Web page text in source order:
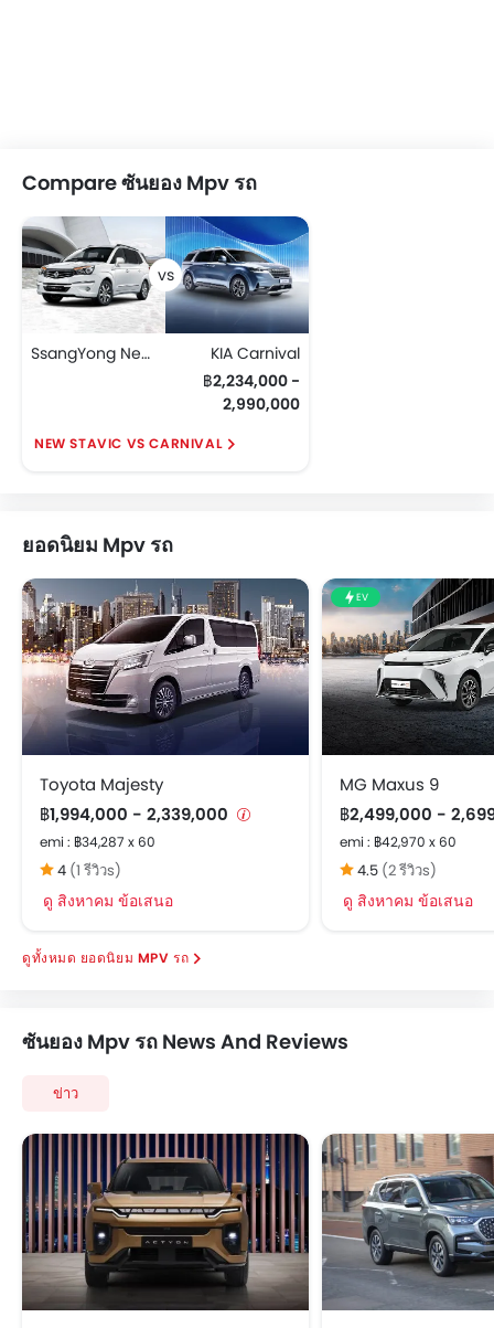
Compare ซันยอง Mpv รถ
SsangYong New Stavic
KIA Carnival
฿2,234,000 -
2,990,000
NEW STAVIC VS CARNIVAL
ยอดนิยม Mpv รถ
Toyota Majesty
฿1,994,000 - 2,339,000
emi : ฿34,287 x 60
4 (1 รีวิวs)
ดู สิงหาคม ข้อเสนอ
EV
MG Maxus 9
฿2,499,000 -
emi : ฿42,970 x 60
4.5 (2 รีวิวs)
ดู สิงหาคม ข้อเสนอ
ยอดนิยม MPV รถ
ซันยอง Mpv รถ News And Reviews
ข่าว